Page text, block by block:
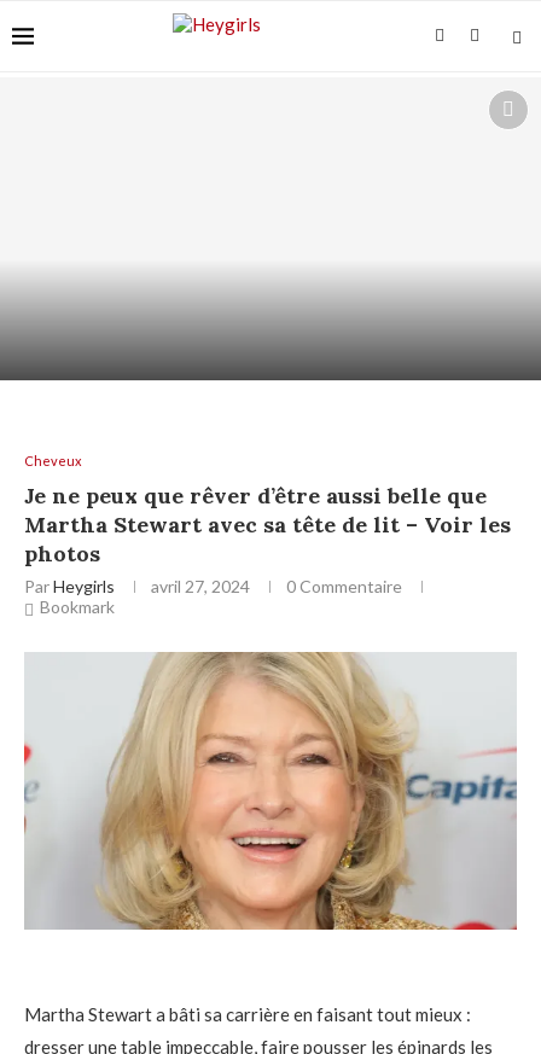
Cheveux
Je ne peux que rêver d’être aussi belle que
Martha Stewart avec sa tête de lit – Voir les
photos
ParHeygirls avril 27, 2024
0 Commentaire
Bookmark
Martha Stewart a bâti sa carrière en faisant tout mieux :
dresser une table impeccable, faire pousser les épinards les